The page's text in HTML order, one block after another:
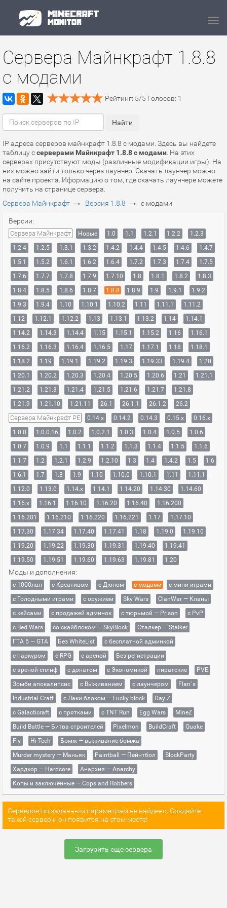
Сервера Майнкрафт 1.8.8
с модами
Рейтинг: 5/5 Голосов: 1
IP адреса серверов майнкрафт 1.8.8 с модами. Здесь вы найдете
таблицу ссерверами Майнкрафт 1.8.8 с модами . На этих
серверах присутствуют моды (различные модификации игры). На
них можно зайти только через лаунчер. Скачать лаунчер можно
на сайте проекта. Иформацию о том, где скачать лаунчере можете
получить на странице сервера.
Сервера Майнкрафт → Версия 1.8.8 → с модами
Версии:
Сервера Майнкрафт Новые 1.0 1.1 1.2.1 1.2.2
1.2.3
1.2.4
1.2.5 1.3.1 1.3.2 1.4.2 1.4.4 1.4.5 1.4.6
1.4.7
1.5.1
1.5.2 1.6.1 1.6.2 1.6.4 1.7.2 1.7.3 1.7.4
1.7.5
1.7.6
1.7.7 1.7.8 1.7.9 1.7.10 1.8 1.8.1 1.8.2
1.8.3
1.8.4
1.8.5 1.8.6 1.8.7 1.8.8 1.8.9 1.9 1.9.1
1.9.2
1.9.3
1.9.4 1.10 1.10.1 1.10.2 1.11 1.11.1
1.11.2
1.12
1.12.1 1.12.2 1.13 1.13.1 1.13.2 1.14
1.14.1
1.14.2
1.14.3 1.14.4 1.15 1.15.1 1.15.2 1.16
1.16.1
1.16.2
1.16.3 1.16.4 1.16.5 1.17 1.17.1 1.18
1.18.1
1.18.2
1.19 1.19.1 1.19.2 1.19.3 1.19.33 1.19.4
1.20
1.20.1
1.20.2 1.20.3 1.20.4 1.20.5 1.20.6 1.21
1.21.1
1.21.2
1.21.3 1.21.4 1.21.5 1.21.6 1.21.7
1.21.8
1.21.9
1.21.10 1.21.11 26.1 26.1.1 26.1.2 26.2
Сервера Майнкрафт PE 0.14.x 0.14.2 0.14.3 0.15.x
0.16.x
1.0.0
1.0.0.16 1.0.2 1.0.2.1 1.0.3 1.0.4 1.0.5
1.0.6
1.0.7
1.0.9 1.1 1.1.1 1.1.2 1.1.3 1.1.4 1.1.5
1.1.6
1.1.7
1.2 1.2.1 1.2.9 1.2.10 1.3 1.4 1.4.2 1.5
1.6
1.6.1
1.7 1.8 1.9 1.10 1.10.0 1.10.1 1.11
1.11.1
1.12.0
1.13.0 1.14.x 1.14.1 1.14.20 1.14.30
1.14.60
1.16.x
1.16.1 1.16.10 1.16.20 1.16.40
1.16.200
1.16.201
1.16.210 1.16.220 1.16.221 1.17
1.17.10
1.17.30
1.17.34 1.17.40 1.17.41 1.18 1.19.0
1.19.10
1.19.20
1.19.22 1.19.30 1.19.31 1.19.40
1.19.41
1.19.50
1.19.51 1.19.60 1.19.63 1.19.81 1.20
Моды и дополнения:
с 1000лвл c Креативом с Дюпом с модами
с мини играми
с Голодными играми
с оружием Sky Wars
ClanWar — Кланы
с кейсами
с продажей админок с тюрьмой — Prison
с PvP
с Bed Wars
со скайблоком — SkyBlock
Сталкер — Stalker
ГТА 5 — GTA
Без WhiteList
с бесплатной админкой
с паркуром
с RPG с ареной
Без регистрации
с ареной сплиф
с донатом с Экономикой пиратские
PVE
Зомби апокалипсис
с Выживанием с лаунчером
Flan`s
Industrial Craft
с Лаки блоком — Lucky block
Day Z
с Galacticraft
с прятками с TNT Run Egg Wars
MineZ
Build Battle — Битва строителей
Pixelmon BuildCraft
Quake
Fly
Hi-Tech
Бомж — выживание бомжа
Murder mystery — Маньяк
Paintball — Пейнтбол
BlockParty
Хардкор — Hardcore
Анархия — Anarchy
Копы и заключённые — Cops and Robbers
Серверов по заданным параметрам не найдено. Создайте
такой сервер и он появится на этом месте!
Загрузить еще сервера